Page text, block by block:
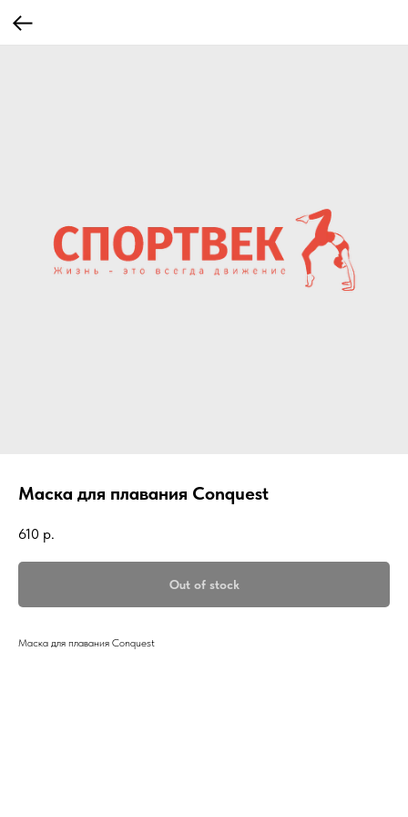
Маска для плавания Conquest
610 р.
Out of stock
Маска для плавания Conquest